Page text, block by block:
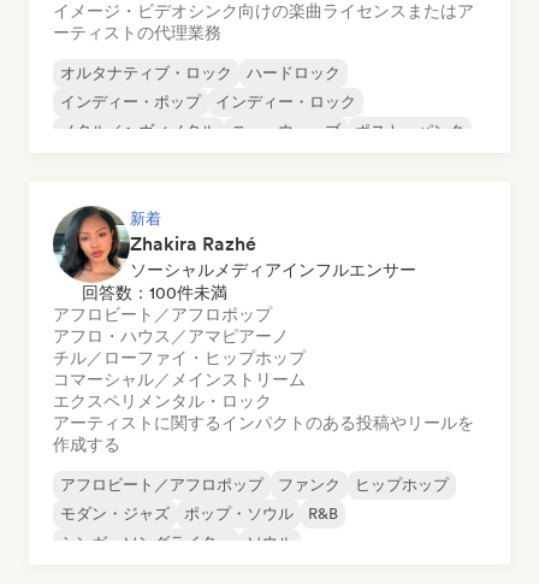
イメージ・ビデオシンク向けの楽曲ライセンスまたはア
ーティストの代理業務
オルタナティブ・ロック
ハードロック
インディー・ポップ
インディー・ロック
メタル／ヘヴィメタル
ニューウェーブ
ポスト・パンク
新着
Zhakira Razhé
ソーシャルメディアインフルエンサー
回答数：100件未満
アフロビート／アフロポップ
アフロ・ハウス／アマピアーノ
チル／ローファイ・ヒップホップ
コマーシャル／メインストリーム
エクスペリメンタル・ロック
アーティストに関するインパクトのある投稿やリールを
作成する
アフロビート／アフロポップ ファンク
ヒップホップ
モダン・ジャズ
ポップ・ソウル
R&B
シンガーソングライター
ソウル